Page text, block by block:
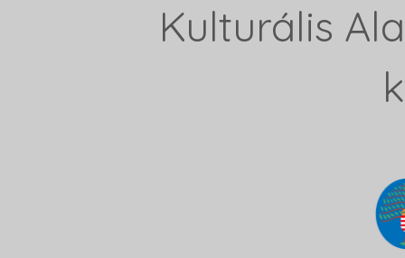
Kulturális